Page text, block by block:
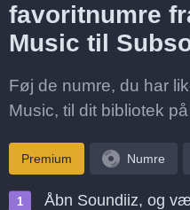
favoritnumre
Music til
Føj de numre, du har
Music, til dit bibliotek
Premium Numre
Åbn Soundiiz, og